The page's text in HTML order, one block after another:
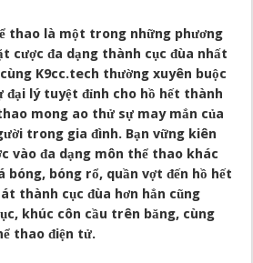
thao là một trong những phương
cược đa dạng thành cục đùa nhất
K9cc.tech thường xuyên buộc
đại lý tuyệt đỉnh cho hồ hết thành
mong ao thử sự may mắn của
trong gia đình. Bạn vững kiên
vào đa dạng môn thể thao khác
bóng, bóng rổ, quần vợt đến hồ hết
thành cục đùa hơn hẳn cũng
khúc côn cầu trên băng, cùng
thao điện tử.